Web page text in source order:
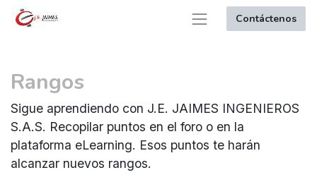
Contáctenos
Rangos
Sigue aprendiendo con J.E. JAIMES INGENIEROS
S.A.S. Recopilar puntos en el foro o en la
plataforma eLearning. Esos puntos te harán
alcanzar nuevos rangos.